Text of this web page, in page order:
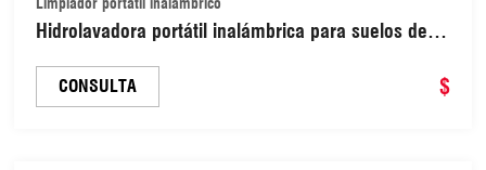
Limpiador portátil inalámbrico
Hidrolavadora portátil inalámbrica para suelos de
CONSULTA $